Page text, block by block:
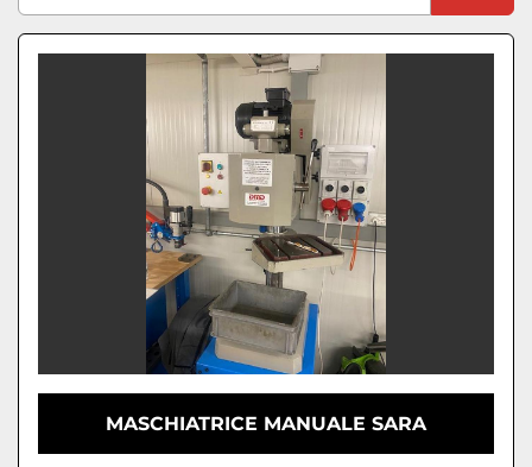
Ordina per
MASCHIATRICE MANUALE SARA